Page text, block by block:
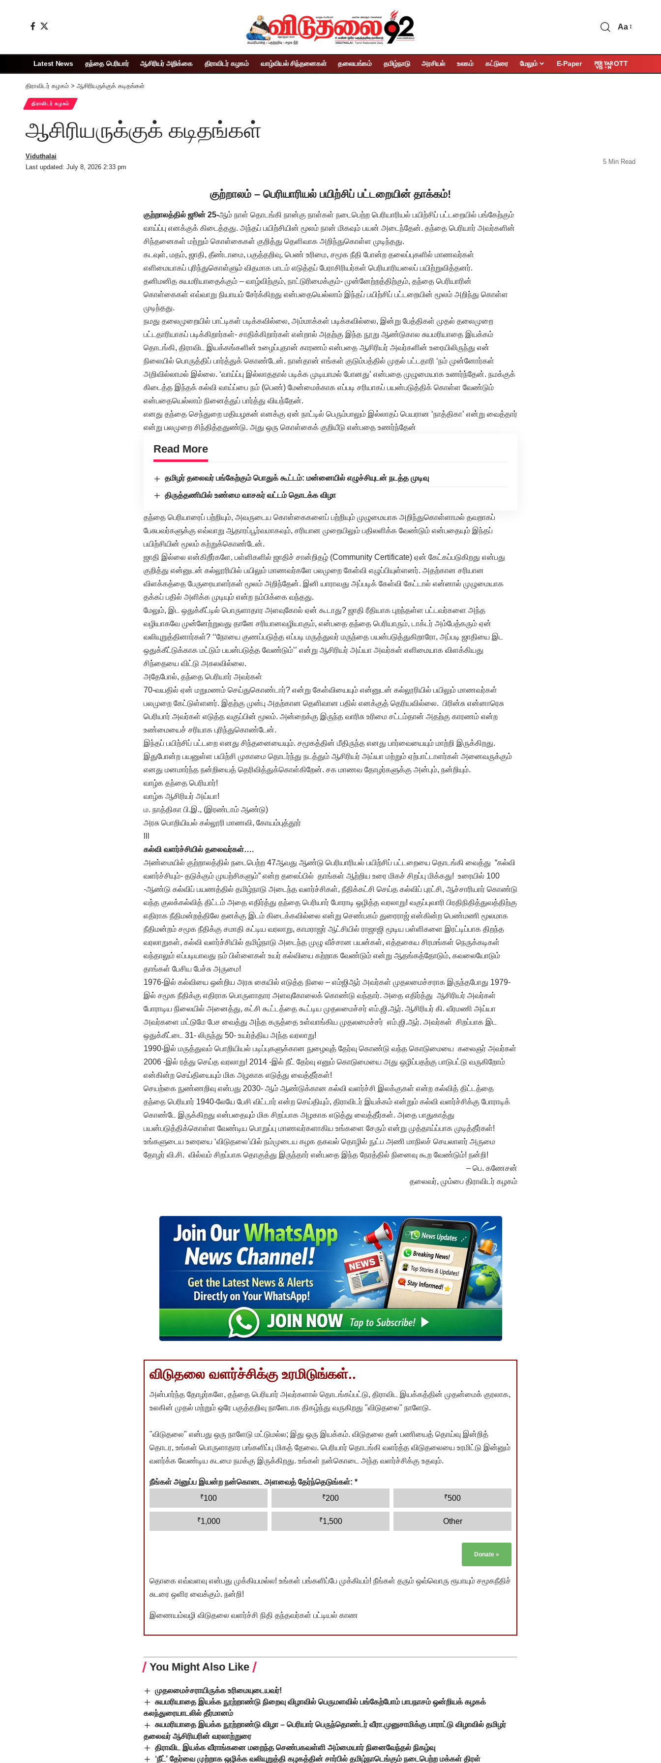
Aa
Latest News தந்தை பெரியார் ஆசிரியர் அறிக்கை திராவிடர் கழகம் வாழ்வியல் சிந்தனைகள் தலையங்கம் தமிழ்நாடு அரசியல் உலகம் கட்டுரை மேலும் E-Paper OTT
திராவிடர் கழகம் > ஆசிரியருக்குக் கடிதங்கள்
திராவிடர் கழகம்
ஆசிரியருக்குக் கடிதங்கள்
Last updated: July 8, 2026 2:33 pm
Viduthalai
5 Min Read
குற்றாலம் – பெரியாரியல் பயிற்சிப் பட்டறையின் தாக்கம்!
குற்றாலத்தில் ஜூன் 25-ஆம் நாள் தொடங்கி நான்கு நாள்கள் நடைபெற்ற பெரியாரியல் பயிற்சிப் பட்டறையில் பங்கேற்கும்
வாய்ப்பு எனக்குக் கிடைத்தது. அந்தப் பயிற்சியின் மூலம் நான் மிகவும் பயன் அடைந்தேன். தந்தை பெரியார் அவர்களின்
சிந்தனைகள் மற்றும் கொள்கைகள் குறித்து தெளிவாக அறிந்துகொள்ள முடிந்தது.
கடவுள், மதம், ஜாதி, தீண்டாமை, பகுத்தறிவு, பெண் உரிமை, சமூக நீதி போன்ற தலைப்புகளில் மாணவர்கள்
எளிமையாகப் புரிந்துகொள்ளும் விதமாக பாடம் எடுத்தப் பேராசிரியர்கள் பெரியாரியலைப் பயிற்றுவித்தனர்.
தனிமனித சுயமரியாதைக்கும் – வாழ்விற்கும், நாட்டுரிமைக்கும்- முன்னேற்றத்திற்கும், தந்தை பெரியாரின்
கொள்கைகள் எவ்வாறு நியாயம் சேர்க்கிறது என்பதையெல்லாம் இந்தப் பயிற்சிப் பட்டறையின் மூலம் அறிந்து கொள்ள
முடிந்தது.
நமது தலைமுறையில் பாட்டிகள் படிக்கவில்லை, அம்மாக்கள் படிக்கவில்லை, இன்று பேத்திகள் முதல் தலைமுறை
பட்டதாரியாகப் படிக்கிறார்கள்- சாதிக்கிறார்கள் என்றால் அதற்கு இந்த நூறு ஆண்டுகால சுயமரியாதை இயக்கம்
தொடங்கி, திராவிட இயக்கங்களின் உழைப்புதான் காரணம் என்பதை ஆசிரியர் அவர்களின் உரையிலிருந்து என்
நிலையில் பொருத்திப் பார்த்துக் கொண்டேன். நான்தான் எங்கள் குடும்பத்தில் முதல் பட்டதாரி ‘நம் முன்னோர்கள்
அறிவில்லாமல் இல்லை. ‘வாய்ப்பு இல்லாததால் படிக்க முடியாமல் போனது’ என்பதை முழுமையாக உணர்ந்தேன். நமக்குக்
கிடைத்த இந்தக் கல்வி வாய்ப்பை நம் (பெண்) மேன்மைக்காக எப்படி சரியாகப் பயன்படுத்திக் கொள்ள வேண்டும்
என்பதையெல்லாம் நினைத்துப் பார்த்து வியந்தேன்.
எனது தந்தை செந்துறை மதியழகன் எனக்கு ஏன் நாட்டில் பெரும்பாலும் இல்லாதப் பெயரான ‘நாத்திகா’ என்று வைத்தார்
என்று பலமுறை சிந்தித்ததுண்டு. அது ஒரு கொள்கைக் குறியீடு என்பதை உணர்ந்தேன்
Read More
தமிழர் தலைவர் பங்கேற்கும் பொதுக் கூட்டம்: மன்னையில் எழுச்சியுடன் நடத்த முடிவு
திருத்தணியில் உண்மை வாசகர் வட்டம் தொடக்க விழா
தந்தை பெரியாரைப் பற்றியும், அவருடைய கொள்கைகளைப் பற்றியும் முழுமையாக அறிந்துகொள்ளாமல் தவறாகப்
பேசுபவர்களுக்கு எவ்வாறு ஆதாரப்பூர்வமாகவும், சரியான முறையிலும் பதிலளிக்க வேண்டும் என்பதையும் இந்தப்
பயிற்சியின் மூலம் கற்றுக்கொண்டேன்.
ஜாதி இல்லை என்கிறீர்களே, பள்ளிகளில் ஜாதிச் சான்றிதழ் (Community Certificate) ஏன் கேட்கப்படுகிறது என்பது
குறித்து என்னுடன் கல்லூரியில் பயிலும் மாணவர்களே பலமுறை கேள்வி எழுப்பியுள்ளனர். அதற்கான சரியான
விளக்கத்தை பேருரையாளர்கள் மூலம் அறிந்தேன். இனி யாராவது அப்படிக் கேள்வி கேட்டால் என்னால் முழுமையாக
தக்கப் பதில் அளிக்க முடியும் என்ற நம்பிக்கை வந்தது.
மேலும், இட ஒதுக்கீட்டில் பொருளாதார அளவுகோல் ஏன் கூடாது? ஜாதி ரீதியாக புறந்தள்ள பட்டவர்களை அந்த
வழியாகவே முன்னேற்றுவது தானே சரியானவழியாகும், என்பதை தந்தை பெரியாரும், டாக்டர் அம்பேத்கரும் ஏன்
வலியுறுத்தினார்கள்? ‘‘நோயை குணப்படுத்த எப்படி மருத்துவர் மருந்தை பயன்படுத்துகிறாரோ, அப்படி ஜாதியை இட
ஒதுக்கீட்டுக்காக மட்டும் பயன்படுத்த வேண்டும்’’ என்று ஆசிரியர் அய்யா அவர்கள் எளிமையாக விளக்கியது
சிந்தையை விட்டு அகலவில்லை.
அதேபோல், தந்தை பெரியார் அவர்கள்
70-வயதில் ஏன் மறுமணம் செய்துகொண்டார்? என்று கேள்வியையும் என்னுடன் கல்லூரியில் பயிலும் மாணவர்கள்
பலமுறை கேட்டுள்ளனர். இதற்கு முன்பு அதற்கான தெளிவான பதில் எனக்குத் தெரியவில்லை. பிரின்சு என்னாரெசு
பெரியார் அவர்கள் எடுத்த வகுப்பின் மூலம். அன்றைக்கு இருந்த வாரிசு உரிமை சட்டம்தான் அதற்கு காரணம் என்ற
உண்மையைச் சரியாக புரிந்துகொண்டேன்.
இந்தப் பயிற்சிப் பட்டறை எனது சிந்தனையையும். சமூகத்தின் மீதிருந்த எனது பார்வையையும் மாற்றி இருக்கிறது.
இதுபோன்ற பயனுள்ள பயிற்சி முகாமை தொடர்ந்து நடத்தும் ஆசிரியர் அய்யா மற்றும் ஏற்பாட்டாளர்கள் அனைவருக்கும்
எனது மனமார்ந்த நன்றியைத் தெரிவித்துக்கொள்கிறேன். சக மாணவ தோழர்களுக்கு அன்பும், நன்றியும்.
வாழ்க தந்தை பெரியார்!
வாழ்க ஆசிரியர் அய்யா!
ம. நாத்திகா பி.இ., (இரண்டாம் ஆண்டு)
அரசு பொறியியல் கல்லூரி மாணவி, கோயம்புத்தூர்
கல்வி வளர்ச்சியில் தலைவர்கள்….
அண்மையில் குற்றாலத்தில் நடைபெற்ற 47ஆவது ஆண்டு பெரியாரியல் பயிற்சிப் பட்டறையை தொடங்கி வைத்து “கல்வி
வளர்ச்சியும்- தடுக்கும் முயற்சிகளும்” என்ற தலைப்பில் தாங்கள் ஆற்றிய உரை மிகச் சிறப்பு மிக்கது! உரையில் 100
-ஆண்டு கல்விப் பயணத்தில் தமிழ்நாடு அடைந்த வளர்ச்சிகள், நீதிக்கட்சி செய்த கல்விப் புரட்சி, ஆச்சாரியார் கொண்டு
வந்த குலக்கல்வித் திட்டம் அதை எதிர்த்து தந்தை பெரியார் போராடி ஒழித்த வரலாறு! வகுப்புவாரி பிரதிநிதித்துவத்திற்கு
எதிராக நீதிமன்றத்திலே தனக்கு இடம் கிடைக்கவில்லை என்று செண்பகம் துரைராஜ் என்கின்ற பெண்மணி மூலமாக
நீதிமன்றம் சமூக நீதிக்கு சமாதி கட்டிய வரலாறு, காமராஜர் ஆட்சியில் ராஜாஜி மூடிய பள்ளிகளை இரட்டிப்பாக திறந்த
வரலாறுகள், கல்வி வளர்ச்சியில் தமிழ்நாடு அடைந்த முழு வீச்சான பயன்கள், எத்தகைய சிரமங்கள் நெருக்கடிகள்
வந்தாலும் எப்படியாவது நம் பிள்ளைகள் உயர் கல்வியை கற்றாக வேண்டும் என்று ஆதங்கத்தோடும், கவலையோடும்
தாங்கள் பேசிய பேச்சு அருமை!
1976-இல் கல்வியை ஒன்றிய அரசு கையில் எடுத்த நிலை – எம்ஜிஆர் அவர்கள் முதலமைச்சராக இருந்தபோது 1979-
இல் சமூக நீதிக்கு எதிராக பொருளாதார அளவுகோலைக் கொண்டு வந்தார். அதை எதிர்த்து ஆசிரியர் அவர்கள்
போராடிய நிலையில் அனைத்து, கட்சி கூட்டத்தை கூட்டிய முதலமைச்சர் எம்.ஜி.ஆர். ஆசிரியர் கி. வீரமணி அய்யா
அவர்களை மட்டுமே பேச வைத்து அந்த கருத்தை உள்வாங்கிய முதலமைச்சர் எம்.ஜி.ஆர். அவர்கள் சிறப்பாக இட
ஒதுக்கீட்டை 31- லிருந்து 50- உயர்த்திய அந்த வரலாறு!
1990-இல் மருத்துவம் பொறியியல் படிப்புகளுக்கான நுழைவுத் தேர்வு கொண்டு வந்த கொடுமையை கலைஞர் அவர்கள்
2006 -இல் ரத்து செய்த வரலாறு! 2014 -இல் நீட் தேர்வு எனும் கொடுமையை அது ஒழிப்பதற்கு பாடுபட்டு வருகிறோம்
என்கின்ற செய்தியையும் மிக அழகாக எடுத்து வைத்தீர்கள்!
செயற்கை நுண்ணறிவு என்பது 2030- ஆம் ஆண்டுக்கான கல்வி வளர்ச்சி இலக்குகள் என்ற கல்வித் திட்டத்தை
தந்தை பெரியார் 1940-லேயே பேசி விட்டார் என்ற செய்தியும், திராவிடர் இயக்கம் என்றும் கல்வி வளர்ச்சிக்கு போராடிக்
கொண்டே இருக்கிறது என்பதையும் மிக சிறப்பாக அழகாக எடுத்து வைத்தீர்கள். அதை பாதுகாத்து
பயன்படுத்திக்கொள்ள வேண்டிய பொறுப்பு மாணவர்களாகிய உங்களை சேரும் என்று முத்தாய்ப்பாக முடித்தீர்கள்!
உங்களுடைய உரையை ‘விடுதலை’யில் நம்முடைய கழக தகவல் தொழில் நுட்ப அணி மாநிலச் செயலாளர் அருமை
தோழர் வி.சி. வில்வம் சிறப்பாக தொகுத்து இருந்தார் என்பதை இந்த நேரத்தில் நினைவு கூற வேண்டும்! நன்றி!
– பெ. கணேசன்
தலைவர், மும்பை திராவிடர் கழகம்
விடுதலை வளர்ச்சிக்கு உரமிடுங்கள்..
அன்பார்ந்த தோழர்களே, தந்தை பெரியார் அவர்களால் தொடங்கப்பட்டு, திராவிட இயக்கத்தின் முதன்மைக் குரலாக,
உலகின் முதல் மற்றும் ஒரே பகுத்தறிவு நாளேடாக திகழ்ந்து வருகிறது "விடுதலை" நாளேடு.
"விடுதலை" என்பது ஒரு நாளேடு மட்டுமல்ல; இது ஒரு இயக்கம். விடுதலை தன் பணியைத் தொய்வு இன்றித்
தொடர, உங்கள் பொருளாதார பங்களிப்பு மிகத் தேவை. பெரியார் தொடங்கி வளர்த்த விடுதலையை உரமிட்டு இன்னும்
வளர்க்க வேண்டிய கடமை நமக்கு இருக்கிறது. உங்கள் நன்கொடை அந்த வளர்ச்சிக்கு உதவும்.
நீங்கள் அனுப்ப இயன்ற நன்கொடை அளவைத் தேர்ந்தெடுங்கள்: *
₹100 ₹200 ₹500
₹1,000 ₹1,500 Other
Donate »
தொகை எவ்வளவு என்பது முக்கியமல்ல! உங்கள் பங்களிப்பே முக்கியம்! நீங்கள் தரும் ஒவ்வொரு ரூபாயும் சமூகநீதிச்
சுடரை ஒளிர வைக்கும். நன்றி!
இணையம்வழி விடுதலை வளர்ச்சி நிதி தந்தவர்கள் பட்டியல் காண
You Might Also Like
முதலமைச்சராயிருக்க உரிமையுடையவர்!
சுயமரியாதை இயக்க நூற்றாண்டு நிறைவு விழாவில் பெருமளவில் பங்கேற்போம் பாபநாசம் ஒன்றியக் கழகக்
கலந்துரையாடலில் தீர்மானம்
சுயமரியாதை இயக்க நூற்றாண்டு விழா – பெரியார் பெருந்தொண்டர் வீரா.முனுசாமிக்கு பாராட்டு விழாவில் தமிழர்
தலைவர் ஆசிரியரின் வரலாற்றுரை
திராவிட இயக்க வீராங்கனை மறைந்த செண்பகவள்ளி அம்மையார் நினைவேந்தல் நிகழ்வு
‘நீட்’ தேர்வை முற்றாக ஒழிக்க வலியுறுத்தி கழகத்தின் சார்பில் தமிழ்நாடெங்கும் நடைபெற்ற மக்கள் திரள்